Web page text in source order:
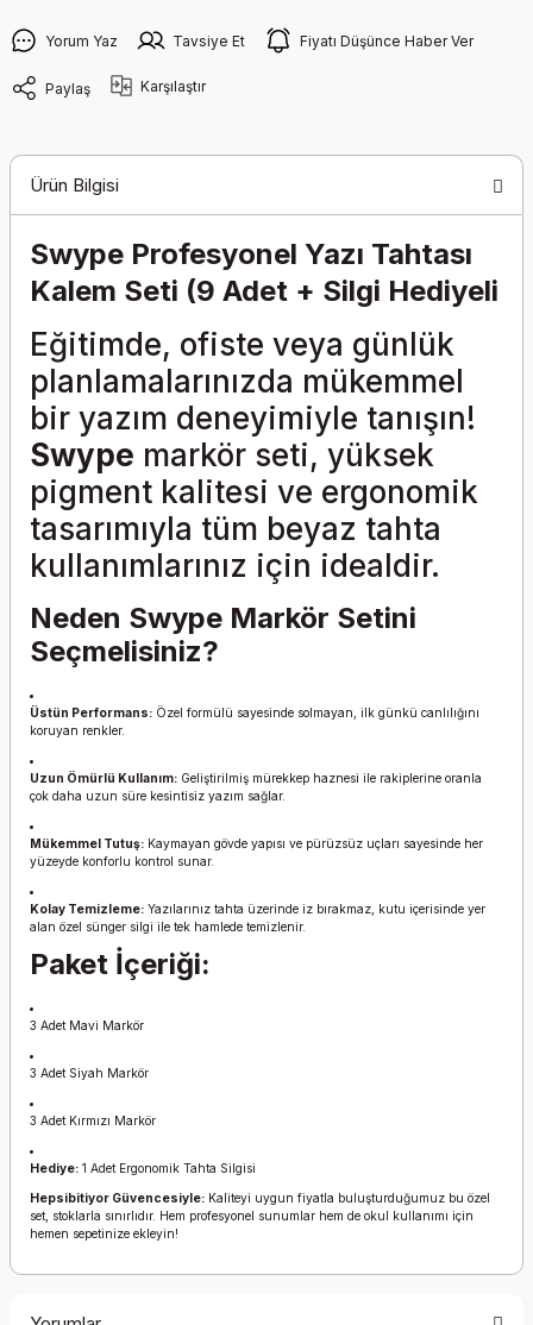
Yorum Yaz Tavsiye Et Fiyatı Düşünce Haber Ver
Paylaş Karşılaştır
Ürün Bilgisi
Swype Profesyonel Yazı Tahtası
Kalem Seti (9 Adet + Silgi Hediyeli
Eğitimde, ofiste veya günlük
planlamalarınızda mükemmel
bir yazım deneyimiyle tanışın!
Swype markör seti, yüksek
pigment kalitesi ve ergonomik
tasarımıyla tüm beyaz tahta
kullanımlarınız için idealdir.
Neden Swype Markör Setini
Seçmelisiniz?
Üstün Performans: Özel formülü sayesinde solmayan, ilk günkü canlılığını
koruyan renkler.
Uzun Ömürlü Kullanım: Geliştirilmiş mürekkep haznesi ile rakiplerine oranla
çok daha uzun süre kesintisiz yazım sağlar.
Mükemmel Tutuş: Kaymayan gövde yapısı ve pürüzsüz uçları sayesinde her
yüzeyde konforlu kontrol sunar.
Kolay Temizleme: Yazılarınız tahta üzerinde iz bırakmaz, kutu içerisinde yer
alan özel sünger silgi ile tek hamlede temizlenir.
Paket İçeriği:
3 Adet Mavi Markör
3 Adet Siyah Markör
3 Adet Kırmızı Markör
Hediye: 1 Adet Ergonomik Tahta Silgisi
Hepsibitiyor Güvencesiyle: Kaliteyi uygun fiyatla buluşturduğumuz bu özel
set, stoklarla sınırlıdır. Hem profesyonel sunumlar hem de okul kullanımı için
hemen sepetinize ekleyin!